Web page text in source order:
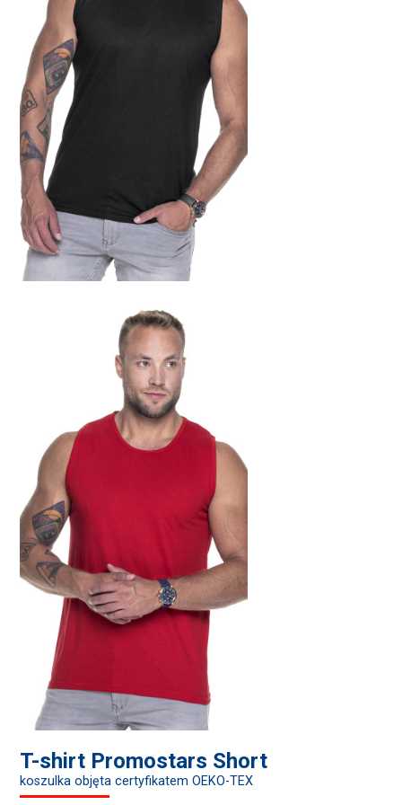
T-shirt Promostars Short
koszulka objęta certyfikatem OEKO-TEX